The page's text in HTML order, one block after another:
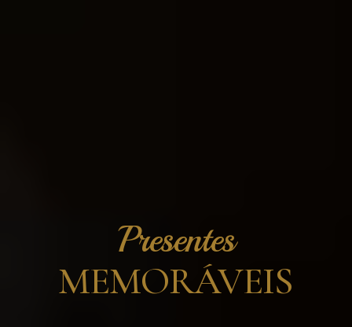
MEMORÁVEIS
Presentes